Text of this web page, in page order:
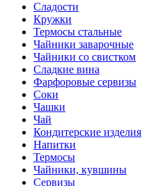
Сладости
Кружки
Термосы стальные
Чайники заварочные
Чайники со свистком
Сладкие вина
Фарфоровые сервизы
Соки
Чашки
Чай
Кондитерские изделия
Напитки
Термосы
Чайники, кувшины
Сервизы